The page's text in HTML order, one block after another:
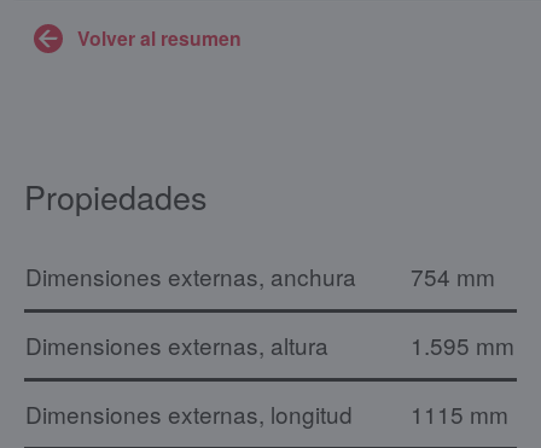
Volver al resumen
Propiedades
Dimensiones externas, anchura 754 mm
Dimensiones externas, altura 1.595 mm
Dimensiones externas, longitud 1115 mm